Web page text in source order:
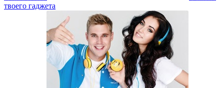
твоего гаджета